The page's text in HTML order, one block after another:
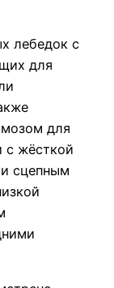
лебедок с
для
для
с жёсткой
сцепным